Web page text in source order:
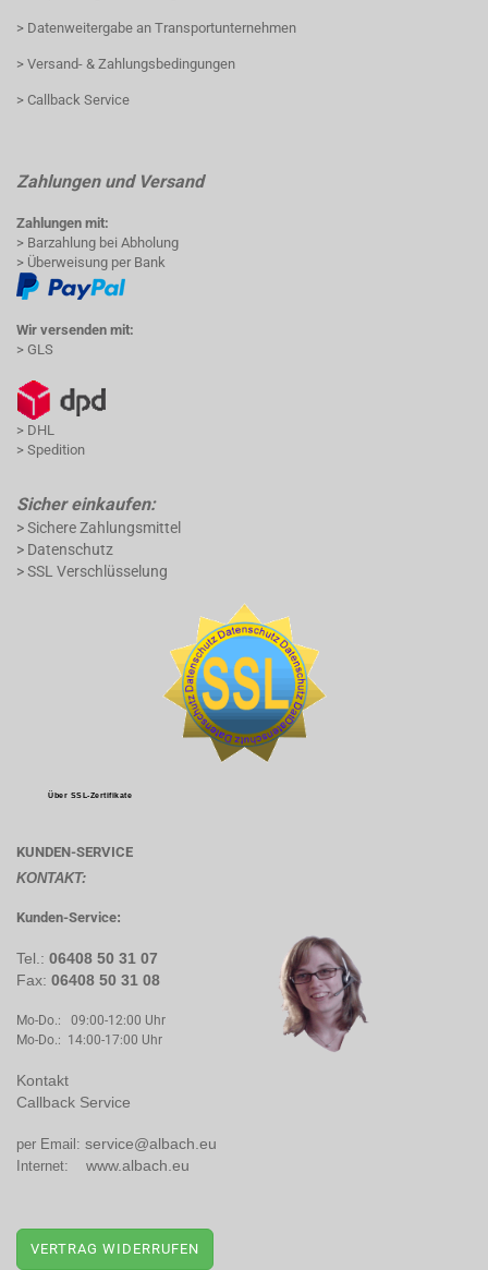
> Datenweitergabe an Transportunternehmen
> Versand- & Zahlungsbedingungen
> Callback Service
Zahlungen und Versand
Zahlungen mit:
> Barzahlung bei Abholung
> Überweisung per Bank
Wir versenden mit:
> GLS
> DHL
> Spedition
Sicher einkaufen:
> Sichere Zahlungsmittel
> Datenschutz
> SSL Verschlüsselung
Über SSL-Zertifikate
KUNDEN-SERVICE
KONTAKT:
Kunden-Service:
Tel.: 06408 50 31 07
Fax: 06408 50 31 08
Mo-Do.: 09:00-12:00 Uhr
Mo-Do.: 14:00-17:00 Uhr
Kontakt
Callback Service
per Email: service@albach.eu
Internet: www.albach.eu
VERTRAG WIDERRUFEN